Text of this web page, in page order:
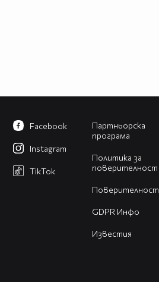
Партньорска
програма
Политика за
поверителност
Поверителност
GDPR Инфо
Известия
Facebook
Instagram
TikTok